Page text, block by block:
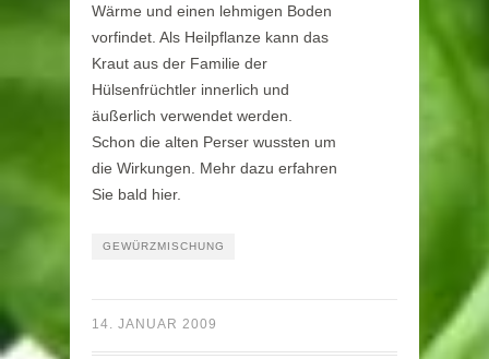
Wärme und einen lehmigen Boden
vorfindet. Als Heilpflanze kann das
Kraut aus der Familie der
Hülsenfrüchtler innerlich und
äußerlich verwendet werden.
Schon die alten Perser wussten um
die Wirkungen. Mehr dazu erfahren
Sie bald hier.
GEWÜRZMISCHUNG
14. JANUAR 2009